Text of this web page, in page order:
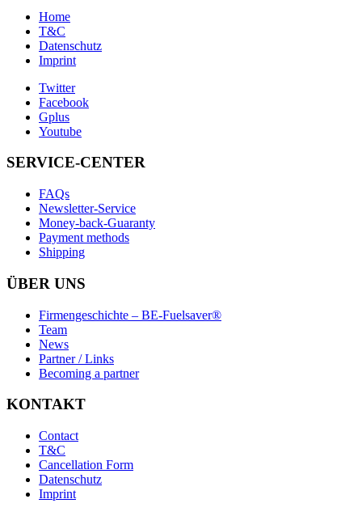
Home
T&C
Datenschutz
Imprint
Twitter
Facebook
Gplus
Youtube
SERVICE-CENTER
FAQs
Newsletter-Service
Money-back-Guaranty
Payment methods
Shipping
ÜBER UNS
Firmengeschichte – BE-Fuelsaver®
Team
News
Partner / Links
Becoming a partner
KONTAKT
Contact
T&C
Cancellation Form
Datenschutz
Imprint